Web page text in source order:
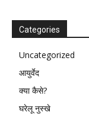
Categories
Uncategorized
आयुर्वेद
क्या कैसे?
घरेलू नुस्खे